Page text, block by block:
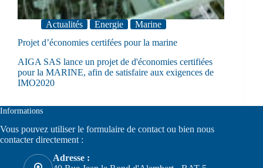
Actualités Energie
Marine
Projet d’économies certifées pour la marine
AIGA SAS lance un projet de d'économies certifiées
pour la MARINE, afin de satisfaire aux exigences de
IMO2020
Informations
Vous pouvez utiliser le formulaire de contact ou bien nous
contacter directement :
Adresse :